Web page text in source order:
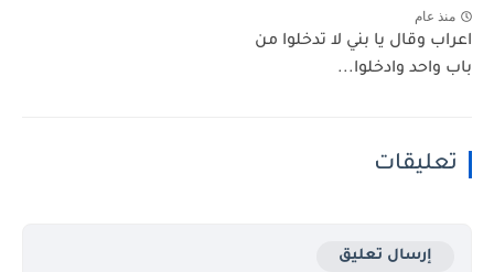
منذ عام
اعراب وقال يا بني لا تدخلوا من
باب واحد وادخلوا...
تعليقات
إرسال تعليق